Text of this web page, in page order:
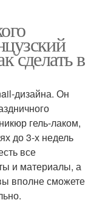
сделать в
дизайна. Он
гель-лаком,
до 3-х недель
все
и материалы, а
вполне сможете